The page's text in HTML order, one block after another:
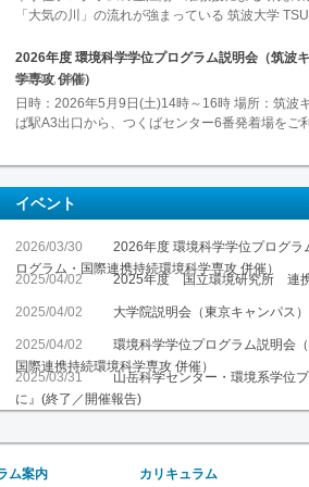
「大気の川」の流れが強まっている 筑波大学
2026年度 環境科学学位プログラム説明会（筑波
学専攻 併催）
3月 30 , 2026
日時：2026年5月9日(土)14時～16時 場所：筑波
ば駅A3出口から、つくばセンター6番発着場をご
イベント
2026/03/30
2026年度 環境科学学位プログ
ログラム・国際連携持続環境科学専攻 併催）
2025/04/02 2025年度 国立環境研究所 連携
2025/04/02 大学院説明会（東京キャンパス
2025/04/02
環境科学学位プログラム説明会
国際連携持続環境科学専攻 併催）
2025/03/31
山岳科学センター・環境系学位
に』(終了／開催報告)
ム案内 カリキュラム